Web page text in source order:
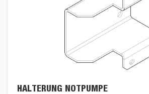
HALTERUNG NOTPUMPE